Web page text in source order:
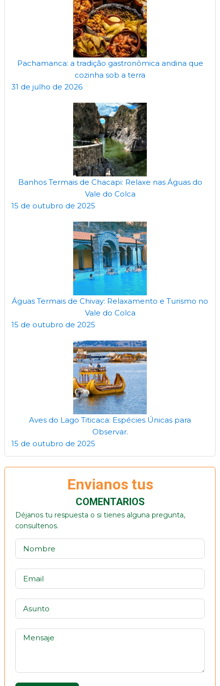
Pachamanca: a tradição gastronômica andina que
cozinha sob a terra
31 de julho de 2026
Banhos Termais de Chacapi: Relaxe nas Águas do
Vale do Colca
15 de outubro de 2025
Águas Termais de Chivay: Relaxamento e Turismo no
Vale do Colca
15 de outubro de 2025
Aves do Lago Titicaca: Espécies Únicas para
Observar.
15 de outubro de 2025
Envianos tus
COMENTARIOS
Déjanos tu respuesta o si tienes alguna pregunta,
consultenos.